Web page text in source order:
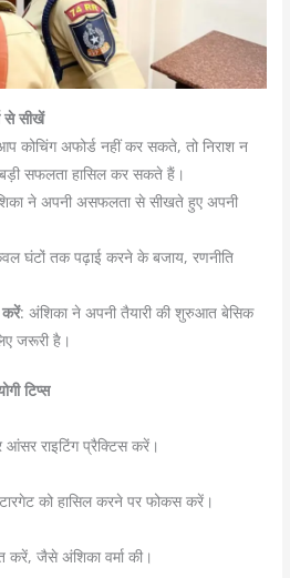
से सीखें
कोचिंग अफोर्ड नहीं कर सकते, तो निराश न
सफलता हासिल कर सकते हैं।
ने अपनी असफलता से सीखते हुए अपनी
घंटों तक पढ़ाई करने के बजाय, रणनीति
: अंशिका ने अपनी तैयारी की शुरुआत बेसिक
जरूरी है।
टिप्स
राइटिंग प्रैक्टिस करें।
को हासिल करने पर फोकस करें।
करें, जैसे अंशिका वर्मा की।